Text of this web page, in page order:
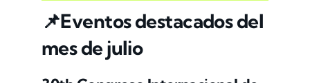
📌Eventos destacados del
mes de julio